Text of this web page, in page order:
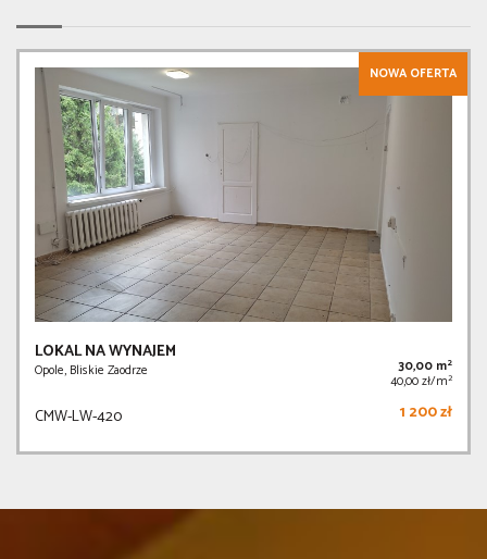
NOWA OFERTA
LOKAL NA WYNAJEM
Opole, Bliskie Zaodrze 30,00 m2
40,00 zł/m2
CMW-LW-420 1 200 zł